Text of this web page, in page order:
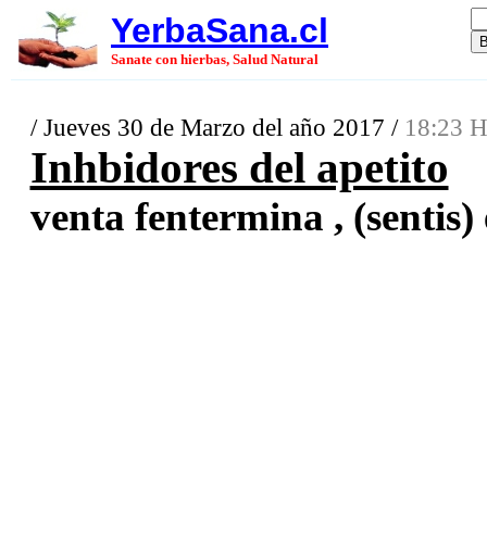
YerbaSana.cl
Sanate con hierbas, Salud Natural
/ Jueves 30 de Marzo del año 2017 / 18:23
Inhbidores del apetito
venta fentermina ,